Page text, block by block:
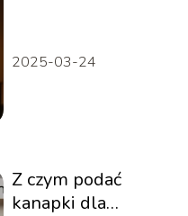
2025-03-24
Z czym podać
kanapki dla